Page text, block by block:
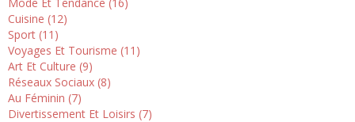
Cuisine (12)
Sport (11)
Voyages Et Tourisme (11)
Art Et Culture (9)
Réseaux Sociaux (8)
Au Féminin (7)
Divertissement Et Loisirs (7)